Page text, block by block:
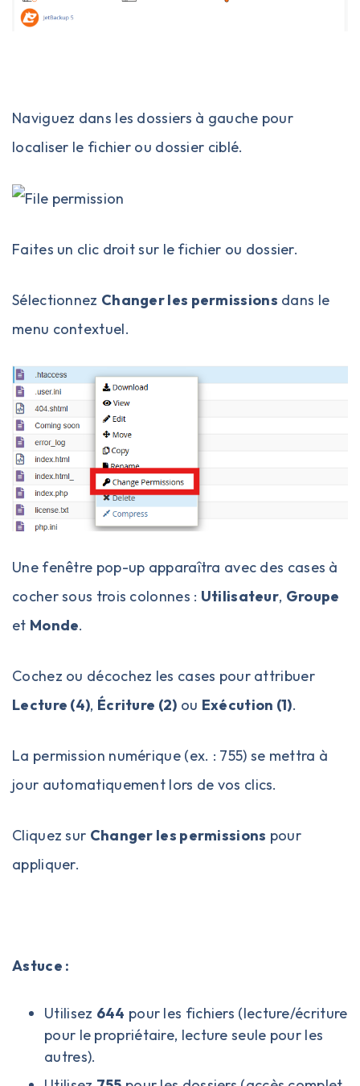
Naviguez dans les dossiers à gauche pour
localiser le fichier ou dossier ciblé.
Faites un clic droit sur le fichier ou dossier.
Sélectionnez Changer les permissions dans le
menu contextuel.
Une fenêtre pop-up apparaîtra avec des cases à
cocher sous trois colonnes : Utilisateur, Groupe
et Monde.
Cochez ou décochez les cases pour attribuer
Lecture (4), Écriture (2) ou Exécution (1).
La permission numérique (ex. : 755) se mettra à
jour automatiquement lors de vos clics.
Cliquez sur Changer les permissions pour
appliquer.
Astuce :
Utilisez 644 pour les fichiers (lecture/écriture
pour le propriétaire, lecture seule pour les
autres).